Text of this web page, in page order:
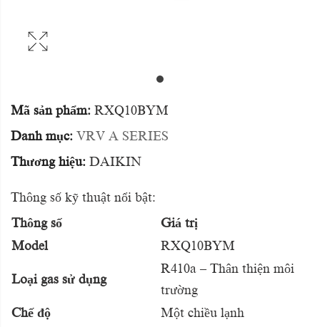
Mã sản phẩm: RXQ10BYM
Danh mục: VRV A SERIES
Thương hiệu: DAIKIN
Thông số kỹ thuật nổi bật:
Thông số
Giá trị
Model
RXQ10BYM
Loại gas sử dụng
R410a – Thân thiện môi
trường
Chế độ
Một chiều lạnh